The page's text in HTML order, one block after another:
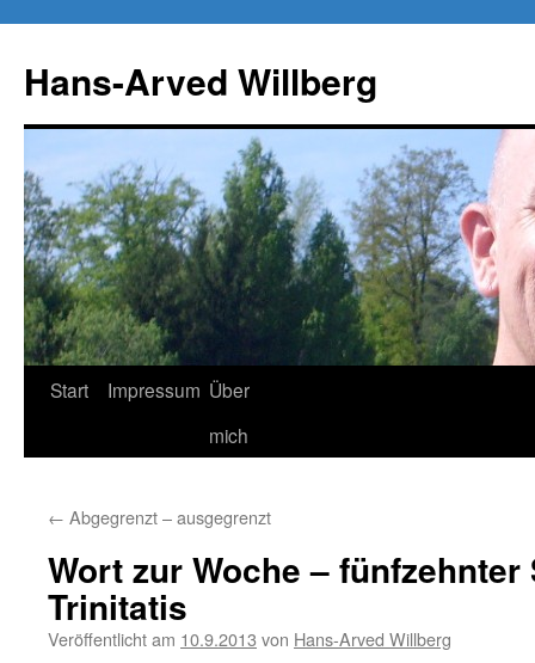
springen
Hans-Arved Willberg
Start Impressum Über
mich
← Abgegrenzt – ausgegrenzt
Wort zur Woche –
Trinitatis
Veröffentlicht am 10.9.2013 von Hans-Arved Willberg